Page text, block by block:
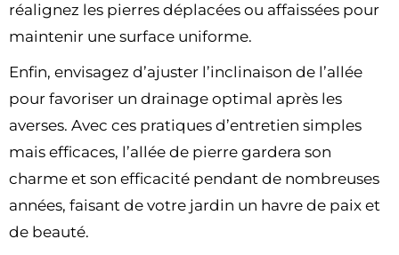
réalignez les pierres déplacées ou affaissées pour
maintenir une surface uniforme.
Enfin, envisagez d’ajuster l’inclinaison de l’allée
pour favoriser un drainage optimal après les
averses. Avec ces pratiques d’entretien simples
mais efficaces, l’allée de pierre gardera son
charme et son efficacité pendant de nombreuses
années, faisant de votre jardin un havre de paix et
de beauté.